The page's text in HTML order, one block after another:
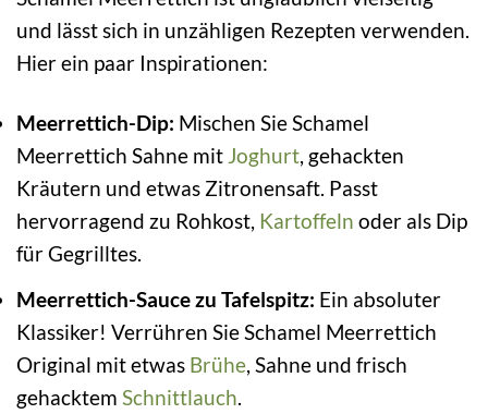
und lässt sich in unzähligen Rezepten verwenden.
Hier ein paar Inspirationen:
Meerrettich-Dip: Mischen Sie Schamel
Meerrettich Sahne mit Joghurt, gehackten
Kräutern und etwas Zitronensaft. Passt
hervorragend zu Rohkost, Kartoffeln oder als Dip
für Gegrilltes.
Meerrettich-Sauce zu Tafelspitz: Ein absoluter
Klassiker! Verrühren Sie Schamel Meerrettich
Original mit etwas Brühe, Sahne und frisch
gehacktem Schnittlauch.